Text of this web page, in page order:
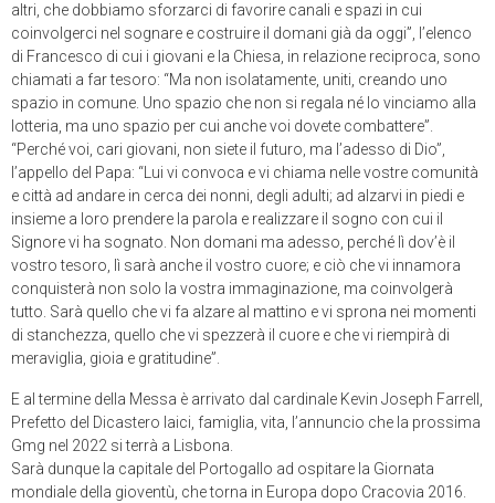
altri, che dobbiamo sforzarci di favorire canali e spazi in cui
coinvolgerci nel sognare e costruire il domani già da oggi”, l’elenco
di Francesco di cui i giovani e la Chiesa, in relazione reciproca, sono
chiamati a far tesoro: “Ma non isolatamente, uniti, creando uno
spazio in comune. Uno spazio che non si regala né lo vinciamo alla
lotteria, ma uno spazio per cui anche voi dovete combattere”.
“Perché voi, cari giovani, non siete il futuro, ma l’adesso di Dio”,
l’appello del Papa: “Lui vi convoca e vi chiama nelle vostre comunità
e città ad andare in cerca dei nonni, degli adulti; ad alzarvi in piedi e
insieme a loro prendere la parola e realizzare il sogno con cui il
Signore vi ha sognato. Non domani ma adesso, perché lì dov’è il
vostro tesoro, lì sarà anche il vostro cuore; e ciò che vi innamora
conquisterà non solo la vostra immaginazione, ma coinvolgerà
tutto. Sarà quello che vi fa alzare al mattino e vi sprona nei momenti
di stanchezza, quello che vi spezzerà il cuore e che vi riempirà di
meraviglia, gioia e gratitudine”.
E al termine della Messa è arrivato dal cardinale Kevin Joseph Farrell,
Prefetto del Dicastero laici, famiglia, vita, l’annuncio che la prossima
Gmg nel 2022 si terrà a Lisbona.
Sarà dunque la capitale del Portogallo ad ospitare la Giornata
mondiale della gioventù, che torna in Europa dopo Cracovia 2016.